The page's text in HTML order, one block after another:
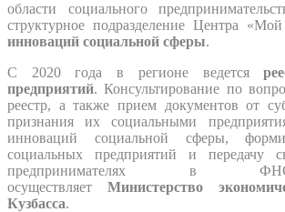
области социального
структурное подразделение Центра
инноваций социальной сферы.
С 2020 года в регионе ведется
предприятий. Консультирование по
реестр, а также прием документов от
признания их социальными
инноваций социальной сферы,
социальных предприятий и передачу
предпринимателях в
осуществляет Министерство
Кузбасса.